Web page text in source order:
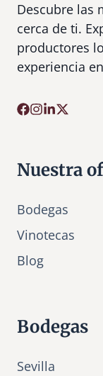
Descubre las
cerca de ti.
productores
experiencia
Nuestra
Bodegas
Vinotecas
Blog
Bodegas
Sevilla